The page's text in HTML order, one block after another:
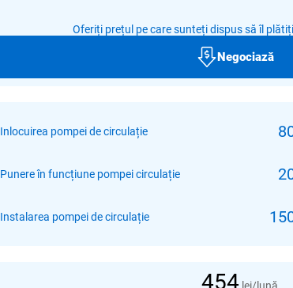
Oferiți prețul pe care sunteți dispus să îl
Negociază
Inlocuirea pompei de circulație
Punere în funcțiune pompei circulație
Instalarea pompei de circulație
454